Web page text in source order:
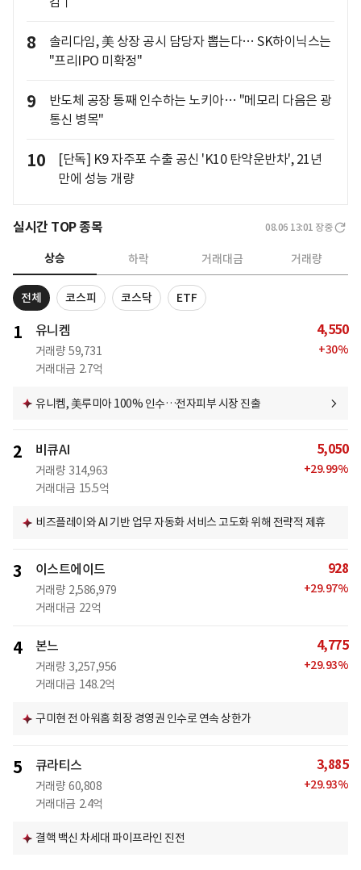
8
솔리다임, 美 상장 공시 담당자 뽑는다… SK하이닉스는
"프리IPO 미확정"
9
반도체 공장 통째 인수하는 노키아… "메모리 다음은 광
통신 병목"
10
[단독] K9 자주포 수출 공신 'K10 탄약운반차', 21년
만에 성능 개량
실시간 TOP 종목 08.06 13:01 장중
상승 하락 거래대금 거래량
전체 코스피 코스닥 ETF
1 유니켐
거래량 59,731
거래대금 2.7억
4,550
+30%
유니켐, 美루미아 100% 인수…전자피부 시장 진출
2 비큐AI
거래량 314,963
거래대금 15.5억
5,050
+29.99%
비즈플레이와 AI 기반 업무 자동화 서비스 고도화 위해 전략적 제휴
3 이스트에이드
거래량 2,586,979
거래대금 22억
928
+29.97%
4 본느
거래량 3,257,956
거래대금 148.2억
4,775
+29.93%
구미현 전 아워홈 회장 경영권 인수로 연속 상한가
5 큐라티스
거래량 60,808
거래대금 2.4억
3,885
+29.93%
결핵 백신 차세대 파이프라인 진전